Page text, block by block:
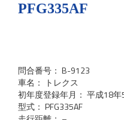
PFG335AF
問合番号： B-9123
車名： トレクス
初年度登録年月： 平成18年
型式： PFG335AF